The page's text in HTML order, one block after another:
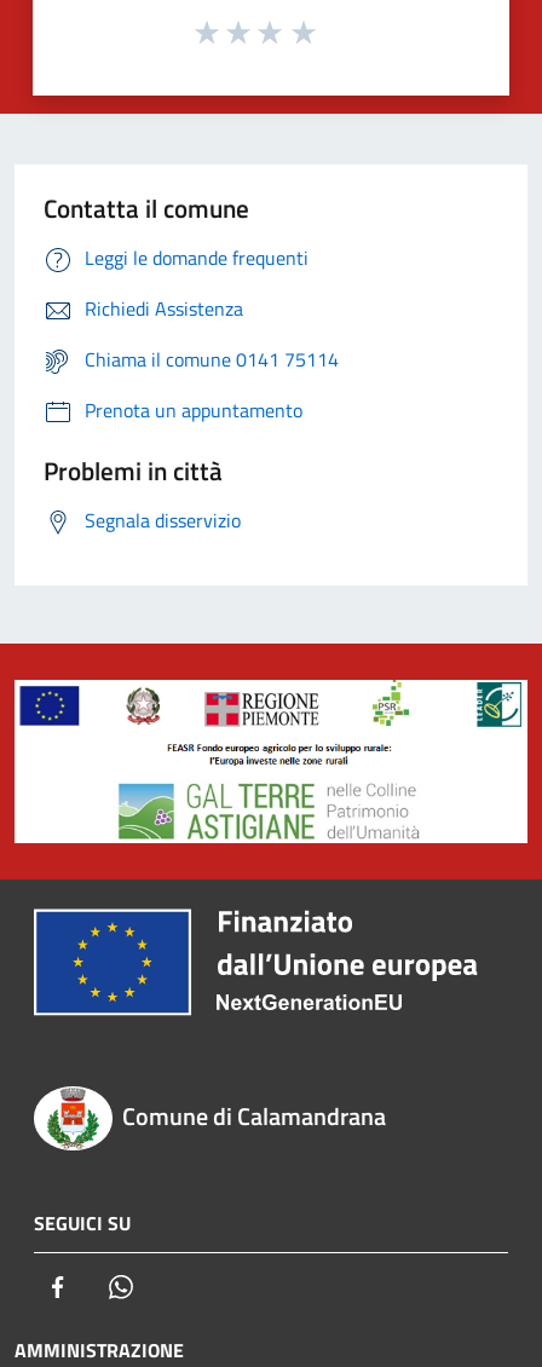
Contatta il comune
Leggi le domande frequenti
Richiedi Assistenza
Chiama il comune 0141 75114
Prenota un appuntamento
Problemi in città
Segnala disservizio
Comune di Calamandrana
SEGUICI SU
Facebook
AMMINISTRAZIONE